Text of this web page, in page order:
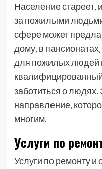
Население стареет‚
за пожилыми людьми
сфере может
дому‚ в
для пожилых людей
заботиться о
направление‚
многим.
Услуги по
Услуги по ремонту